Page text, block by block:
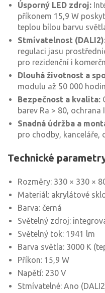
Úsporný LED zdroj:
příkonem 15,9 W
teplou bílou barvu
Stmívatelnost
regulaci jasu
pro rezidenční i
Dlouhá životnost a
modulu až 50 000
Bezpečnost a kvalita:
barev Ra > 80, ochrana
Snadná údržba a
pro chodby, kanceláře,
Technické
Rozměry: 330 × 330 ×
Materiál: akrylátové
Barva: černá
Světelný zdroj:
Světelný tok: 1941 lm
Barva světla: 3000 K
Příkon: 15,9 W
Napětí: 230 V
Stmívatelné: Ano